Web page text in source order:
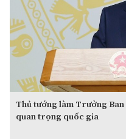
Thủ tướng làm Trưởng
quan trọng quốc gia